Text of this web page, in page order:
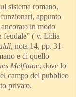
sistema romano,
appunto
in modo
feudale” ( v. Lidia
, nota 14, pp. 31-
e di quello
Melfitane, dove lo
campo del pubblico
privato.